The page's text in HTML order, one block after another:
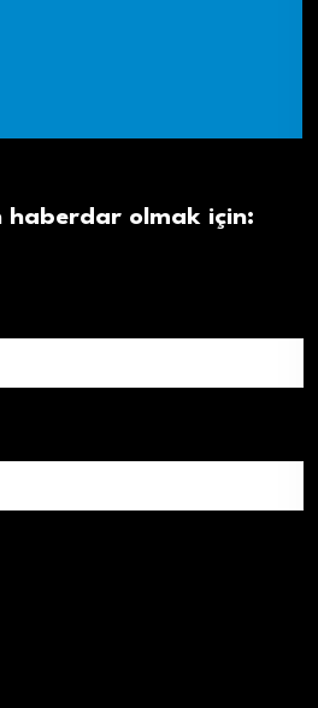
haberdar olmak için: